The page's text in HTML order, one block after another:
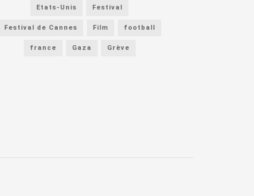
Etats-Unis Festival
Festival de Cannes Film football
france Gaza Grève